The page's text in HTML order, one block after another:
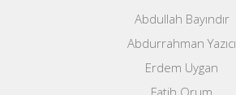
Abdullah Bayındır
Abdurrahman Yazıcı
Erdem Uygan
Fatih Orum